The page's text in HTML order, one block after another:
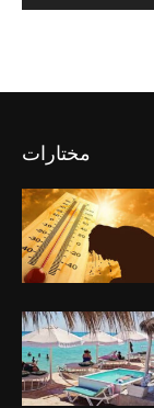
مختارات